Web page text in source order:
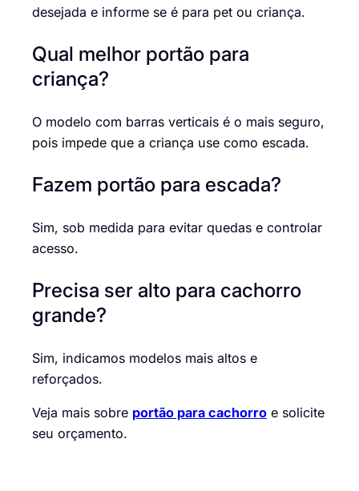
desejada e informe se é para pet ou criança.
Qual melhor portão para
criança?
O modelo com barras verticais é o mais seguro,
pois impede que a criança use como escada.
Fazem portão para escada?
Sim, sob medida para evitar quedas e controlar
acesso.
Precisa ser alto para cachorro
grande?
Sim, indicamos modelos mais altos e
reforçados.
Veja mais sobre portão para cachorro e solicite
seu orçamento.